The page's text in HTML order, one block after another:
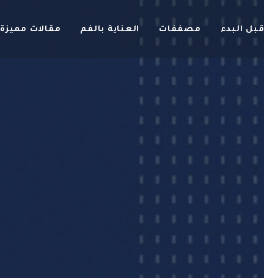
قبل البدء مصففات العناية بالفم مقالات مميزة